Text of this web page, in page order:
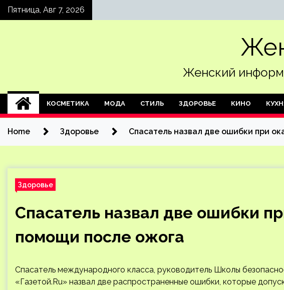
SkipПятница, Авг 7, 2026
Женский
КОСМЕТИКА МОДА СТИЛЬ ЗДОРОВЬЕ КИНО
Home Здоровье Спасатель назвал две ошибки при
Здоровье
Спасатель назвал две ошибки
помощи после ожога
Спасатель международного класса, руководитель Школы
«Газетой.Ru» назвал две распространенные ошибки, которые